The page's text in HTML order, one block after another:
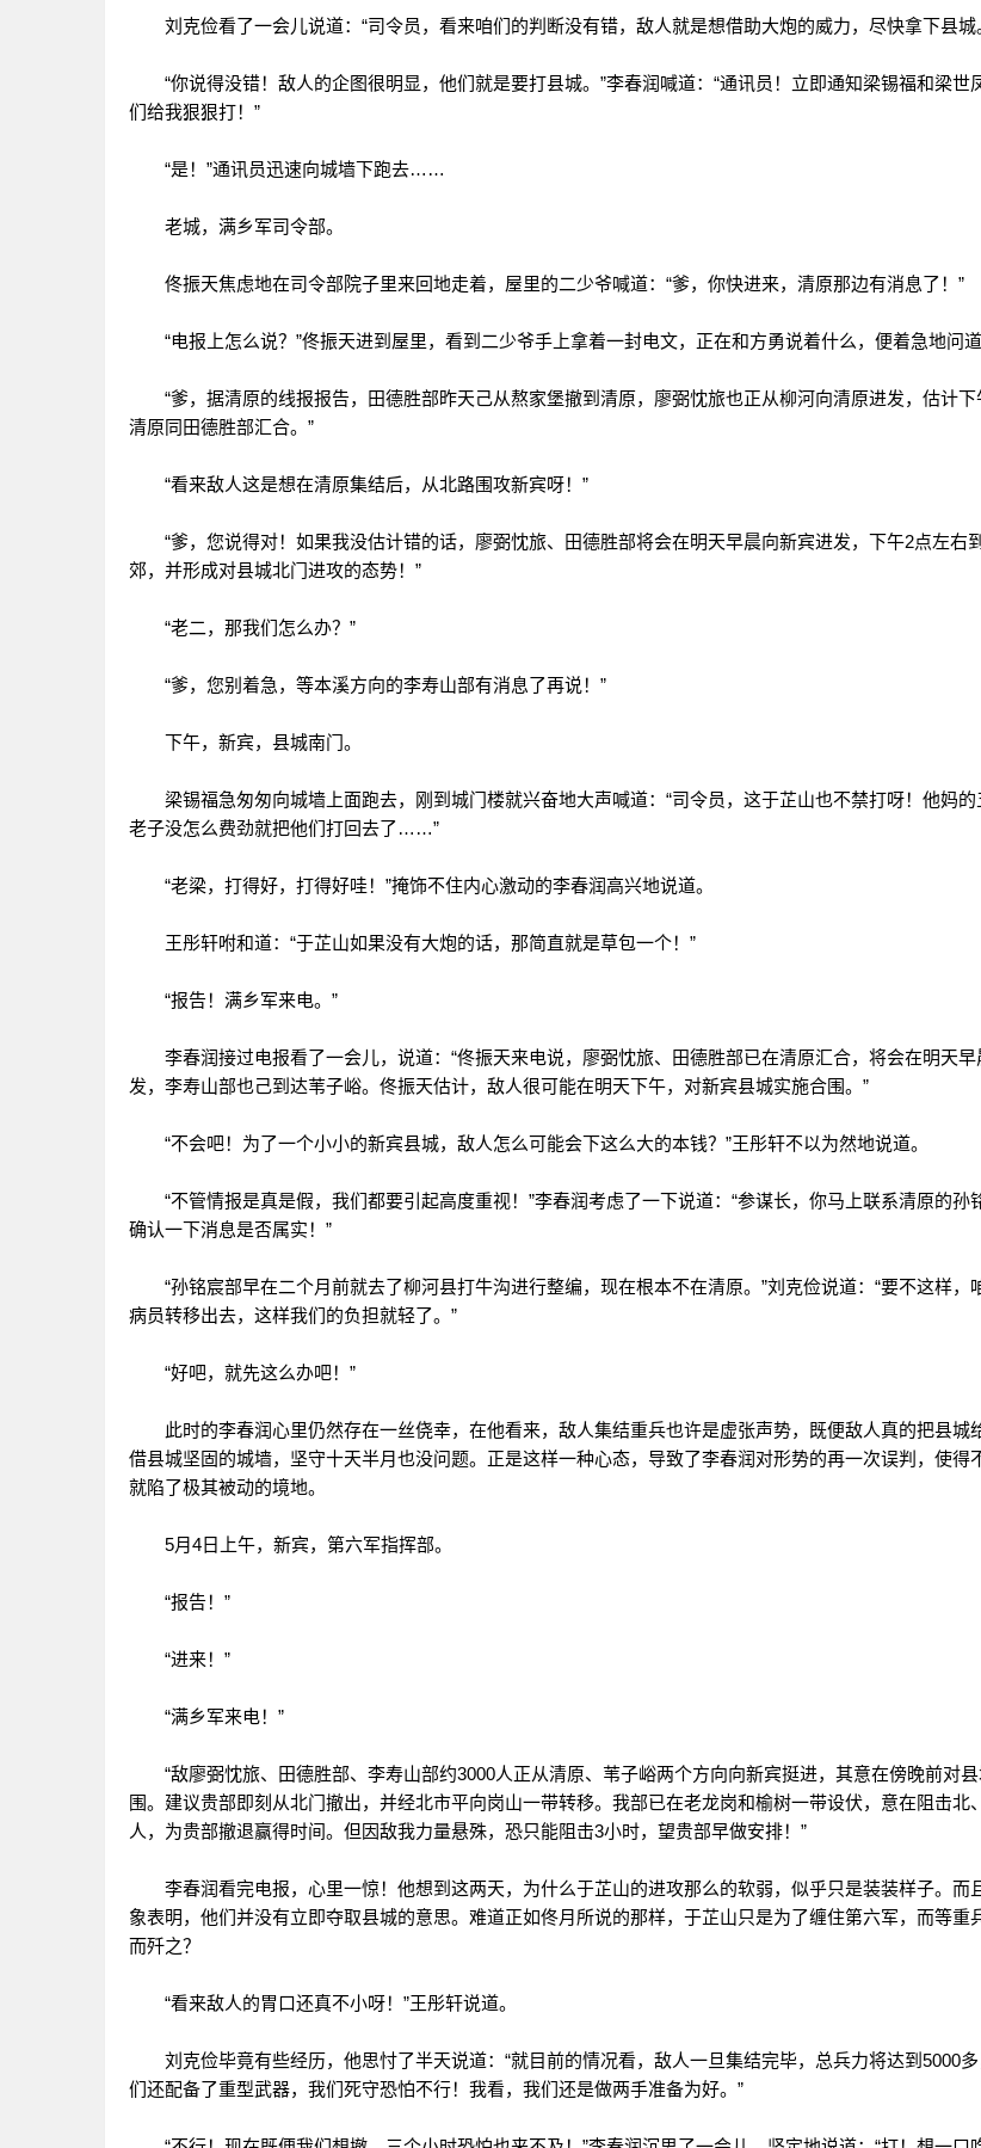
刘克俭看了一会儿说道：“司令员，看来咱们的判断没有错，敌人就是想借助大炮的威力，尽快拿下县城
“你说得没错！敌人的企图很明显，他们就是要打县城。”李春润喊道：“通讯员！立即通知梁锡福和梁世
们给我狠狠打！”
“是！”通讯员迅速向城墙下跑去……
老城，满乡军司令部。
佟振天焦虑地在司令部院子里来回地走着，屋里的二少爷喊道：“爹，你快进来，清原那边有消息了！”
“电报上怎么说？”佟振天进到屋里，看到二少爷手上拿着一封电文，正在和方勇说着什么，便着急地问道
“爹，据清原的线报报告，田德胜部昨天己从熬家堡撤到清原，廖弼忱旅也正从柳河向清原进发，估计下
清原同田德胜部汇合。”
“看来敌人这是想在清原集结后，从北路围攻新宾呀！”
“爹，您说得对！如果我没估计错的话，廖弼忱旅、田德胜部将会在明天早晨向新宾进发，下午2点左右
郊，并形成对县城北门进攻的态势！”
“老二，那我们怎么办？”
“爹，您别着急，等本溪方向的李寿山部有消息了再说！”
下午，新宾，县城南门。
梁锡福急匆匆向城墙上面跑去，刚到城门楼就兴奋地大声喊道：“司令员，这于芷山也不禁打呀！他妈的
老子没怎么费劲就把他们打回去了……”
“老梁，打得好，打得好哇！”掩饰不住内心激动的李春润高兴地说道。
王彤轩咐和道：“于芷山如果没有大炮的话，那简直就是草包一个！”
“报告！满乡军来电。”
李春润接过电报看了一会儿，说道：“佟振天来电说，廖弼忱旅、田德胜部已在清原汇合，将会在明天早
发，李寿山部也己到达苇子峪。佟振天估计，敌人很可能在明天下午，对新宾县城实施合围。”
“不会吧！为了一个小小的新宾县城，敌人怎么可能会下这么大的本钱？”王彤轩不以为然地说道。
“不管情报是真是假，我们都要引起高度重视！”李春润考虑了一下说道：“参谋长，你马上联系清原的孙
确认一下消息是否属实！”
“孙铭宸部早在二个月前就去了柳河县打牛沟进行整编，现在根本不在清原。”刘克俭说道：“要不这样，
病员转移出去，这样我们的负担就轻了。”
“好吧，就先这么办吧！”
此时的李春润心里仍然存在一丝侥幸，在他看来，敌人集结重兵也许是虚张声势，既便敌人真的把县城
借县城坚固的城墙，坚守十天半月也没问题。正是这样一种心态，导致了李春润对形势的再一次误判，使得
就陷了极其被动的境地。
5月4日上午，新宾，第六军指挥部。
“报告！”
“进来！”
“满乡军来电！”
“敌廖弼忱旅、田德胜部、李寿山部约3000人正从清原、苇子峪两个方向向新宾挺进，其意在傍晚前对
围。建议贵部即刻从北门撤出，并经北市平向岗山一带转移。我部已在老龙岗和榆树一带设伏，意在阻击北
人，为贵部撤退赢得时间。但因敌我力量悬殊，恐只能阻击3小时，望贵部早做安排！”
李春润看完电报，心里一惊！他想到这两天，为什么于芷山的进攻那么的软弱，似乎只是装装样子。而
象表明，他们并没有立即夺取县城的意思。难道正如佟月所说的那样，于芷山只是为了缠住第六军，而等重
而歼之？
“看来敌人的胃口还真不小呀！”王彤轩说道。
刘克俭毕竟有些经历，他思忖了半天说道：“就目前的情况看，敌人一旦集结完毕，总兵力将达到5000多
们还配备了重型武器，我们死守恐怕不行！我看，我们还是做两手准备为好。”